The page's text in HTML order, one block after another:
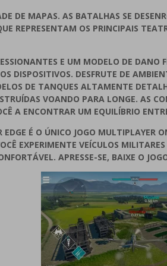
DE MAPAS. AS BATALHAS SE
REPRESENTAM OS PRINCIPAIS
E UM MODELO DE DANO
DISPOSITIVOS. DESFRUTE DE
DE TANQUES ALTAMENTE
VOANDO PARA LONGE. AS
A ENCONTRAR UM EQUILÍBRIO
EDGE É O ÚNICO JOGO MULTIPLAYER
EXPERIMENTE VEÍCULOS
APRESSE-SE, BAIXE O